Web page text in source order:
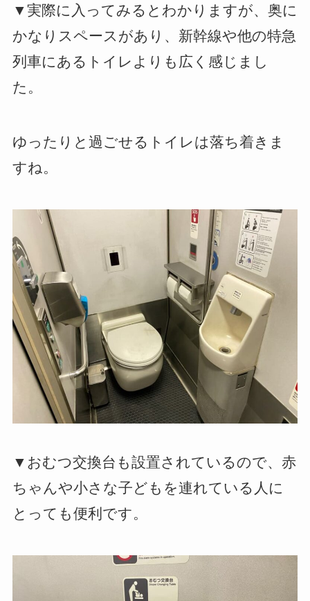
▼実際に入ってみるとわかりますが、奥に
かなりスペースがあり、新幹線や他の特急
列車にあるトイレよりも広く感じまし
た。
ゆったりと過ごせるトイレは落ち着きま
すね。
▼おむつ交換台も設置されているので、赤
ちゃんや小さな子どもを連れている人に
とっても便利です。